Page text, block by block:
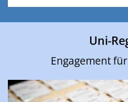
Uni-
Engagement